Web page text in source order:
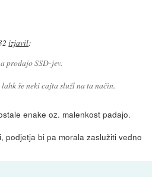
izjavil:
prodajo SSD-jev.
še neki cajta služl na ta način.
enake oz. malenkost padajo.
podjetja bi pa morala zaslužiti vedno